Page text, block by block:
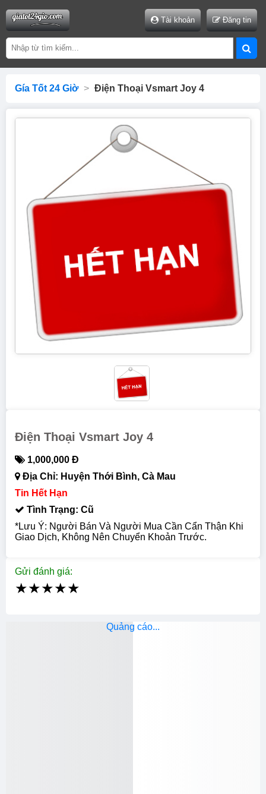
Tài khoản Đăng tin
Gía Tốt 24 Giờ > Điện Thoại Vsmart Joy 4
Điện Thoại Vsmart Joy 4
1,000,000 Đ
Địa Chỉ: Huyện Thới Bình, Cà Mau
Tin Hết Hạn
Tình Trạng: Cũ
*Lưu Ý: Người Bán Và Người Mua Cần Cẩn Thận Khi
Giao Dịch, Không Nên Chuyển Khoản Trước.
Gửi đánh giá:
★★★★★